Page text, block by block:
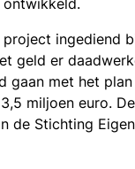
ontwikkeld.
ingediend
geld er
gaan met het
miljoen euro.
de Stichting